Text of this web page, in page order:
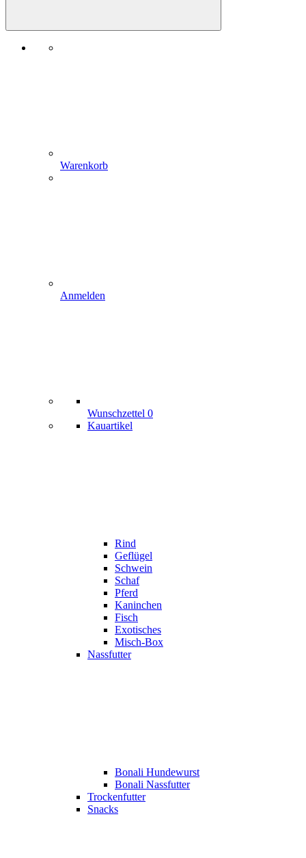
Warenkorb
Anmelden
Wunschzettel 0
Kauartikel
Rind
Geflügel
Schwein
Schaf
Pferd
Kaninchen
Fisch
Exotisches
Misch-Box
Nassfutter
Bonali Hundewurst
Bonali Nassfutter
Trockenfutter
Snacks